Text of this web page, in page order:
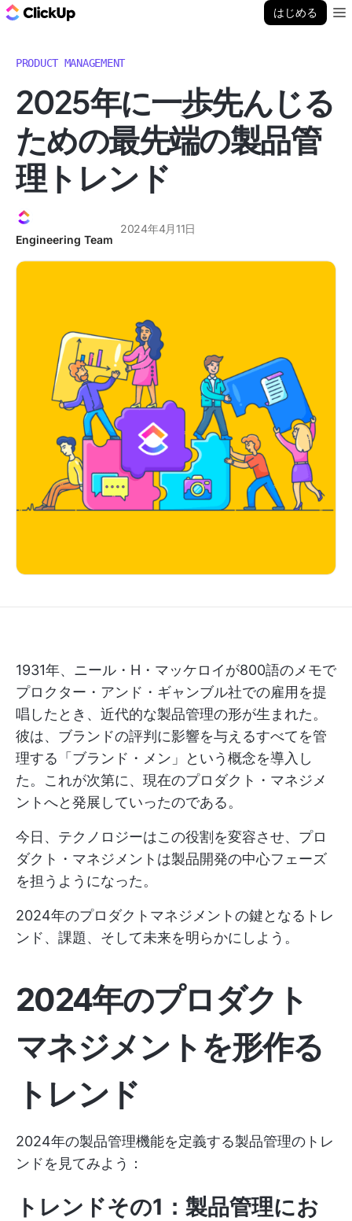
はじめる
PRODUCT MANAGEMENT
2025年に一歩先んじる
ための最先端の製品管
理トレンド
Engineering Team
2024年4月11日
1931年、ニール・H・マッケロイが800語のメモで
プロクター・アンド・ギャンブル社での雇用を提
唱したとき、近代的な製品管理の形が生まれた。
彼は、ブランドの評判に影響を与えるすべてを管
理する「ブランド・メン」という概念を導入し
た。これが次第に、現在のプロダクト・マネジメ
ントへと発展していったのである。
今日、テクノロジーはこの役割を変容させ、プロ
ダクト・マネジメントは製品開発の中心フェーズ
を担うようになった。
2024年のプロダクトマネジメントの鍵となるトレ
ンド、課題、そして未来を明らかにしよう。
2024年のプロダクト
マネジメントを形作る
トレンド
2024年の製品管理機能を定義する製品管理のトレ
ンドを見てみよう：
トレンドその1：製品管理にお